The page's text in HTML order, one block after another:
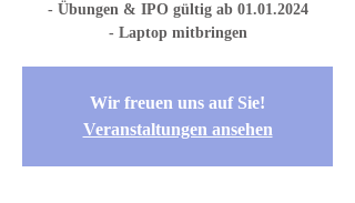
- Übungen & IPO gültig ab 01.01.2024
- Laptop mitbringen
Wir freuen uns auf Sie!
Veranstaltungen ansehen